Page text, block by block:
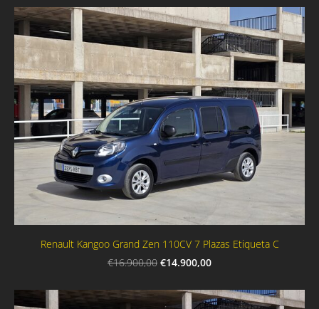
Renault Kangoo Grand Zen 110CV 7 Plazas Etiqueta C
€16.900,00 €14.900,00